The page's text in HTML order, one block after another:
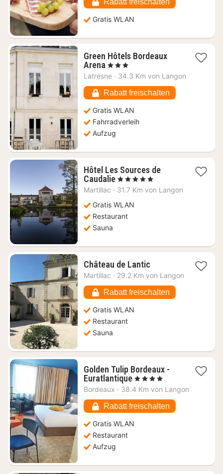
Rabatt freischalten
Gratis WLAN
Green Hôtels Bordeaux
Arena 1
Nacht
70,70
€
, 3 Sterne
Latresne · 34.3 Km von Langon
Rabatt freischalten
Gratis WLAN
Fahrradverleih
Aufzug
Hôtel Les Sources de
Caudalie1
Nacht
406,30
€
, 5 Sterne
Martillac · 31.7 Km von Langon
Gratis WLAN
Restaurant
Sauna
Château de Lantic1
Nacht
105,80
€
Martillac · 29.2 Km von Langon
Rabatt freischalten
Gratis WLAN
Restaurant
Sauna
Golden Tulip Bordeaux -
Euratlantique1
Nacht
69,54
€
, 4 Sterne
Bordeaux · 38.4 Km von Langon
Rabatt freischalten
Gratis WLAN
Restaurant
Aufzug